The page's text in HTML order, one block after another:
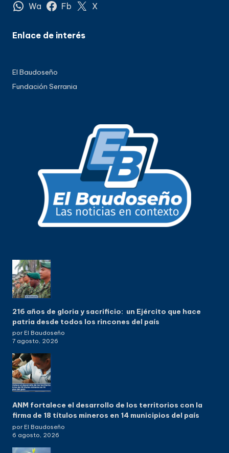
Wa Fb X
Enlace de interés
El Baudoseño
Fundación Serrania
216 años de gloria y sacrificio: un Ejército que hace
patria desde todos los rincones del país
por El Baudoseño
7 agosto, 2026
ANM fortalece el desarrollo de los territorios con la
firma de 18 títulos mineros en 14 municipios del país
por El Baudoseño
6 agosto, 2026